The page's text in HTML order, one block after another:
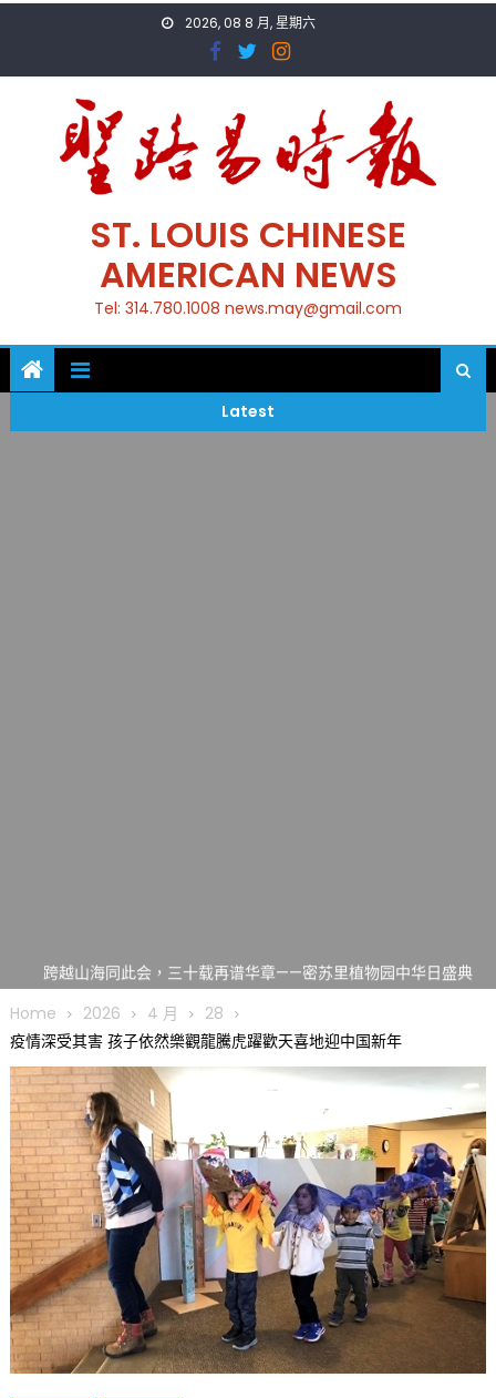
2026, 08 8 月, 星期六
ST. LOUIS CHINESE
AMERICAN NEWS
Tel: 314.780.1008 news.may@gmail.com
Latest
跨越山海同此会，三十载再谱华章——密苏里植物园中华日盛典
圆满举行
圣路易龙舟俱乐部5月16日龙舟体验日 邀请各界亲身体验划行乐
趣 + 水上竞速魅力
三十二载跨越时空的相逢
执掌密苏里植物园近四十年 致力推动全球植物多样性研究与中美
合作 Peter Raven 博士逝世 享年89岁
一晃三十年，初夏又相逢。中华日，等你来赴约 —— 密苏里植物
园“中华日三十周年特别报道（五）
筝声与琴韵交汇：刘励(Li Statler)与钢琴家Darek演绎一场古筝
与钢琴的精彩对话
Home 2026 4 月
28
疫情深受其害 孩子依然樂觀龍騰虎躍歡天喜地迎中国新年